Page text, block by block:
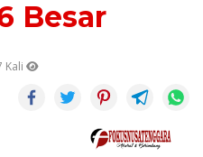
Besar
Kali